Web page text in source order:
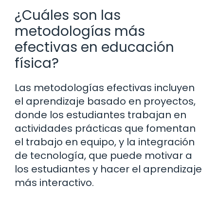
¿Cuáles son las
metodologías más
efectivas en educación
física?
Las metodologías efectivas incluyen
el aprendizaje basado en proyectos,
donde los estudiantes trabajan en
actividades prácticas que fomentan
el trabajo en equipo, y la integración
de tecnología, que puede motivar a
los estudiantes y hacer el aprendizaje
más interactivo.